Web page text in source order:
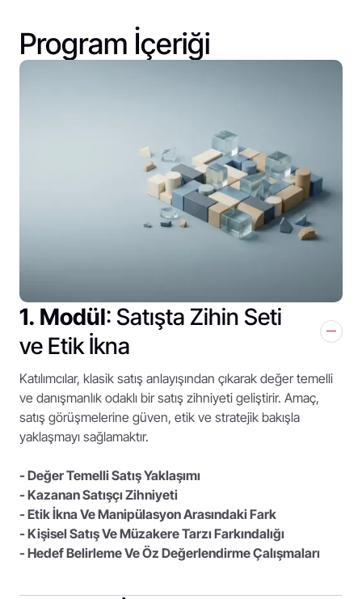
Program İçeriği
1. Modül: Satışta Zihin Seti
ve Etik İkna
Katılımcılar, klasik satış anlayışından çıkarak değer temelli
ve danışmanlık odaklı bir satış zihniyeti geliştirir. Amaç,
satış görüşmelerine güven, etik ve stratejik bakışla
yaklaşmayı sağlamaktır.
- Değer Temelli Satış Yaklaşımı
- Kazanan Satışçı Zihniyeti
- Etik İkna Ve Manipülasyon Arasındaki Fark
- Kişisel Satış Ve Müzakere Tarzı Farkındalığı
- Hedef Belirleme Ve Öz Değerlendirme Çalışmaları